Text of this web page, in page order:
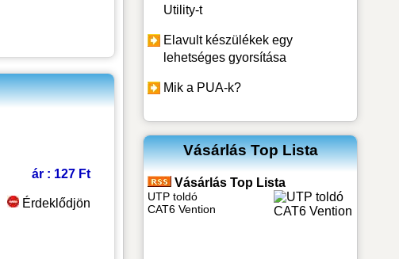
ár : 127 Ft
Érdeklődjön
Utility-t
Elavult készülékek egy
lehetséges gyorsítása
Mik a PUA-k?
Vásárlás Top Lista
Vásárlás Top Lista
UTP toldó
CAT6 Vention